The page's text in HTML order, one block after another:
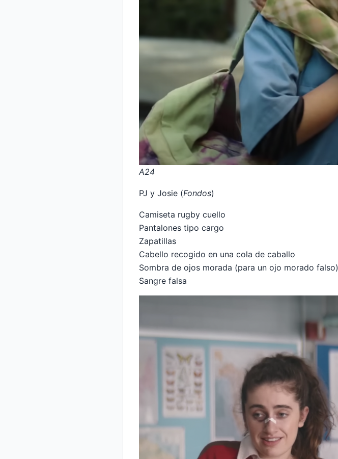
A24
PJ y Josie (Fondos)
Camiseta rugby cuello
Pantalones tipo cargo
Zapatillas
Cabello recogido en una cola de caballo
Sombra de ojos morada (para un ojo morado falso)
Sangre falsa